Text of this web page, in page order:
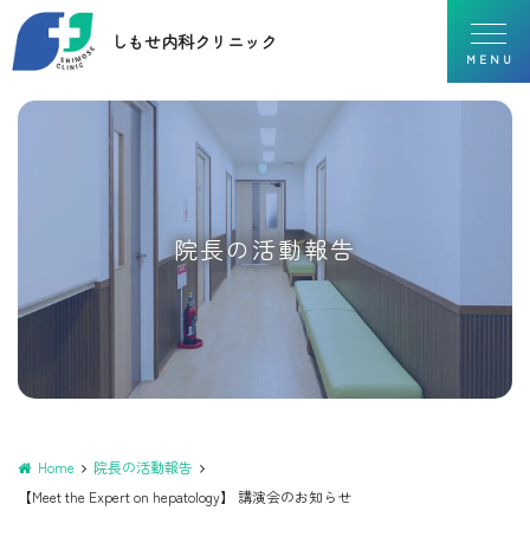
しもせ内科クリニック
M E N U
院長の活動報告
Home
院長の活動報告
【Meet the Expert on hepatology】 講演会のお知らせ